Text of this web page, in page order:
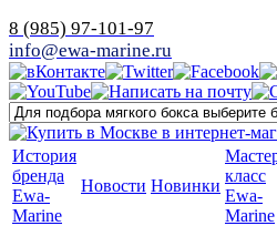
8 (985) 97-101-97
info@ewa-marine.ru
История
бренда
Ewa-
Marine
Новости Новинки
класс
Ewa-
Marine